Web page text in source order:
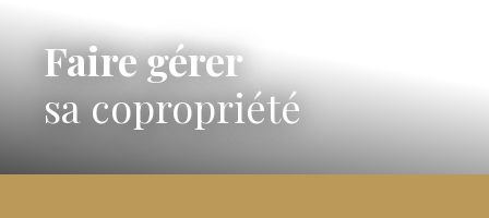
Faire gérer
sa copropriété